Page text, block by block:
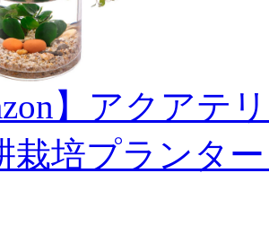
】アクアテ
栽培プランタ